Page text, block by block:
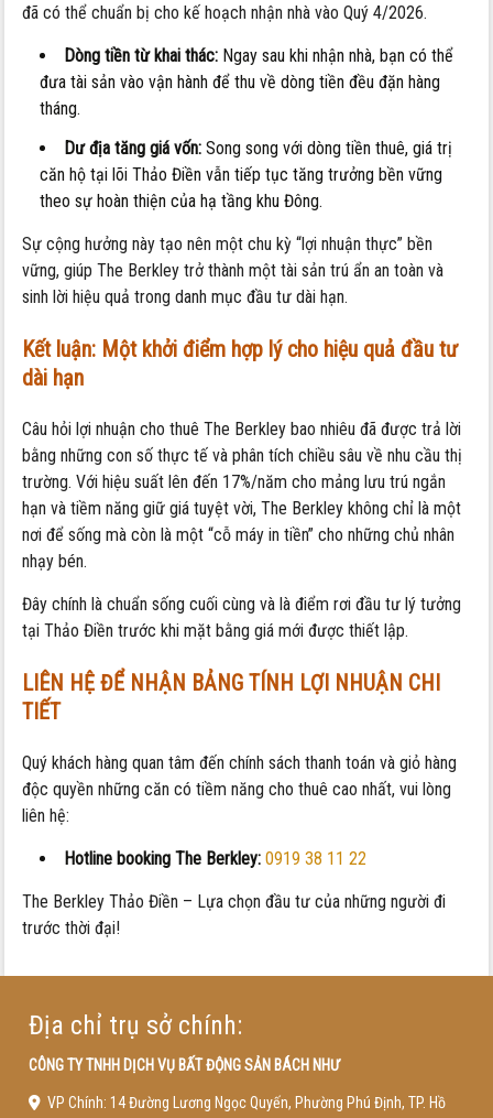
đã có thể chuẩn bị cho kế hoạch nhận nhà vào Quý 4/2026.
Dòng tiền từ khai thác: Ngay sau khi nhận nhà, bạn có thể
đưa tài sản vào vận hành để thu về dòng tiền đều đặn hàng
tháng.
Dư địa tăng giá vốn: Song song với dòng tiền thuê, giá trị
căn hộ tại lõi Thảo Điền vẫn tiếp tục tăng trưởng bền vững
theo sự hoàn thiện của hạ tầng khu Đông.
Sự cộng hưởng này tạo nên một chu kỳ “lợi nhuận thực” bền
vững, giúp The Berkley trở thành một tài sản trú ẩn an toàn và
sinh lời hiệu quả trong danh mục đầu tư dài hạn.
Kết luận: Một khởi điểm hợp lý cho hiệu quả đầu tư
dài hạn
Câu hỏi lợi nhuận cho thuê The Berkley bao nhiêu đã được trả lời
bằng những con số thực tế và phân tích chiều sâu về nhu cầu thị
trường. Với hiệu suất lên đến 17%/năm cho mảng lưu trú ngắn
hạn và tiềm năng giữ giá tuyệt vời, The Berkley không chỉ là một
nơi để sống mà còn là một “cỗ máy in tiền” cho những chủ nhân
nhạy bén.
Đây chính là chuẩn sống cuối cùng và là điểm rơi đầu tư lý tưởng
tại Thảo Điền trước khi mặt bằng giá mới được thiết lập.
LIÊN HỆ ĐỂ NHẬN BẢNG TÍNH LỢI NHUẬN CHI
TIẾT
Quý khách hàng quan tâm đến chính sách thanh toán và giỏ hàng
độc quyền những căn có tiềm năng cho thuê cao nhất, vui lòng
liên hệ:
Hotline booking The Berkley: 0919 38 11 22
The Berkley Thảo Điền – Lựa chọn đầu tư của những người đi
trước thời đại!
Địa chỉ trụ sở chính:
CÔNG TY TNHH DỊCH VỤ BẤT ĐỘNG SẢN BÁCH NHƯ
VP Chính: 14 Đường Lương Ngọc Quyến, Phường Phú Định, TP. Hồ